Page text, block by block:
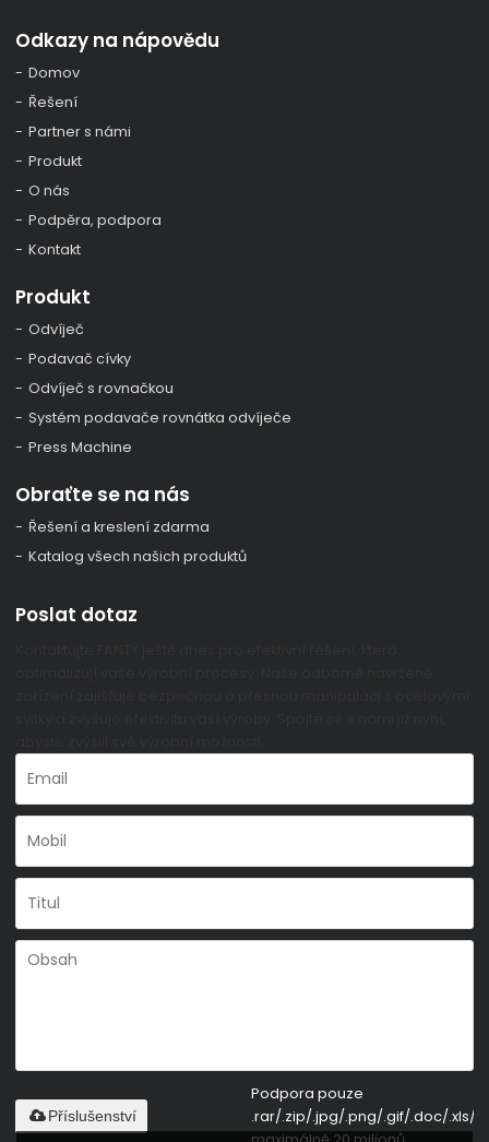
Odkazy na nápovědu
Domov
Řešení
Partner s námi
Produkt
O nás
Podpěra, podpora
Kontakt
Produkt
Odvíječ
Podavač cívky
Odvíječ s rovnačkou
Systém podavače rovnátka odvíječe
Press Machine
Obraťte se na nás
Řešení a kreslení zdarma
Katalog všech našich produktů
Poslat dotaz
Podpora pouze
.rar/.zip/.jpg/.png/.gif/.doc/.xls/
Příslušenství